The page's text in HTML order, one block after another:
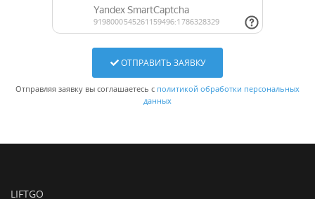
ОТПРАВИТЬ ЗАЯВКУ
Отправляя заявку вы соглашаетесь с политикой обработки персональных
данных
LIFTGO